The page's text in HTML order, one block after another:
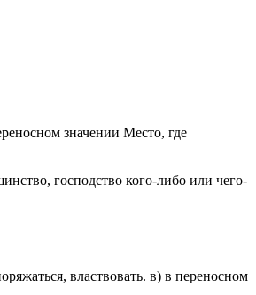
значении Место, где
господство кого-либо или чего-
властвовать. в) в переносном